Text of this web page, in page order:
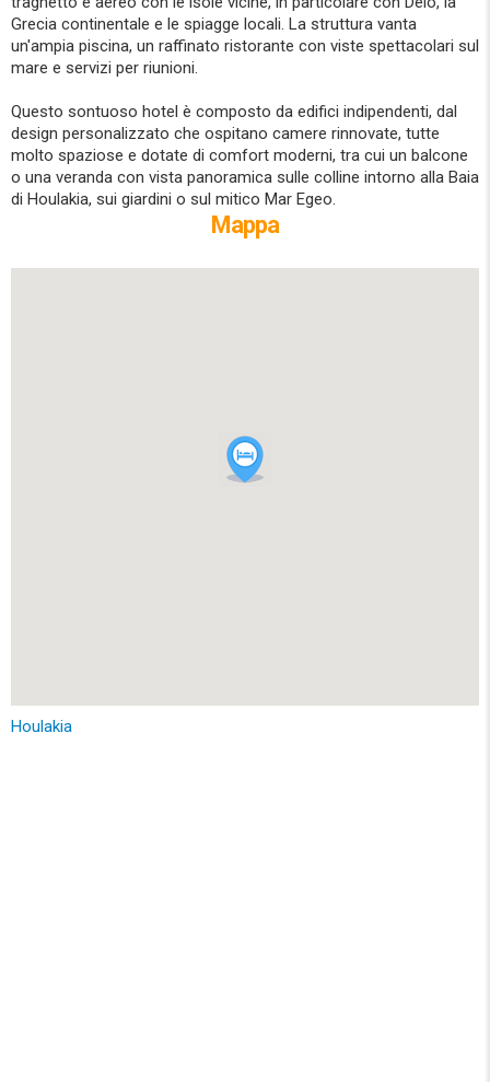
Grecia continentale e le spiagge locali. La struttura vanta
un'ampia piscina, un raffinato ristorante con viste spettacolari sul
mare e servizi per riunioni.
Questo sontuoso hotel è composto da edifici indipendenti, dal
design personalizzato che ospitano camere rinnovate, tutte
molto spaziose e dotate di comfort moderni, tra cui un balcone
o una veranda con vista panoramica sulle colline intorno alla Baia
di Houlakia, sui giardini o sul mitico Mar Egeo.
Mappa
Houlakia